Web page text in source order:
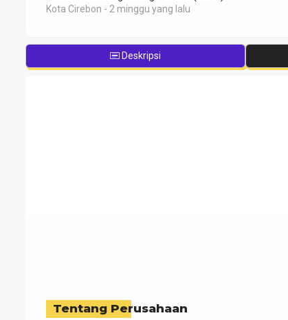
Kota Cirebon - 2 minggu yang lalu
Deskripsi
Tentang Perusahaan